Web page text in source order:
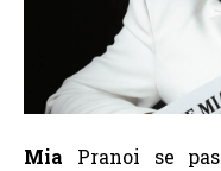
Mia Pranoi se